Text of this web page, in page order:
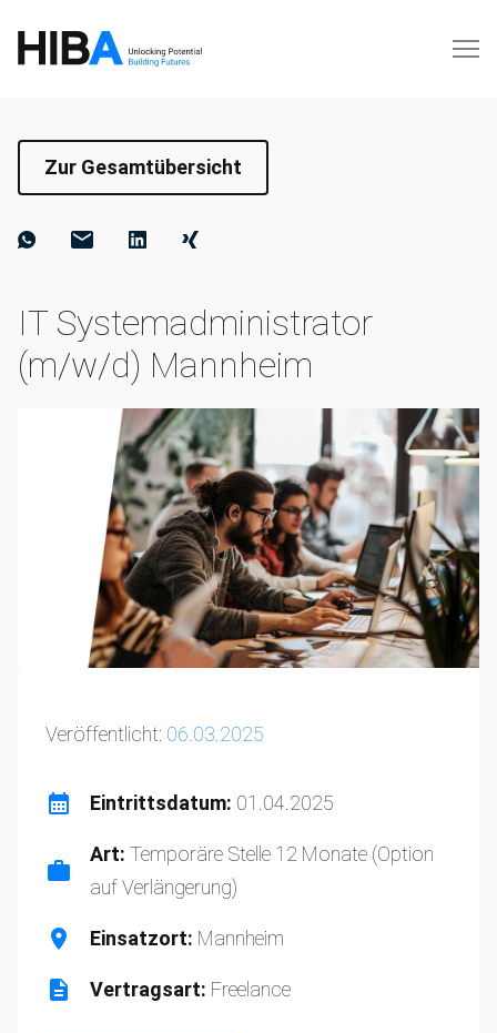
Zur Gesamtübersicht
IT Systemadministrator
(m/w/d) Mannheim
Veröffentlicht: 06.03.2025
Eintrittsdatum: 01.04.2025
Art: Temporäre Stelle 12 Monate (Option
auf Verlängerung)
Einsatzort: Mannheim
Vertragsart: Freelance